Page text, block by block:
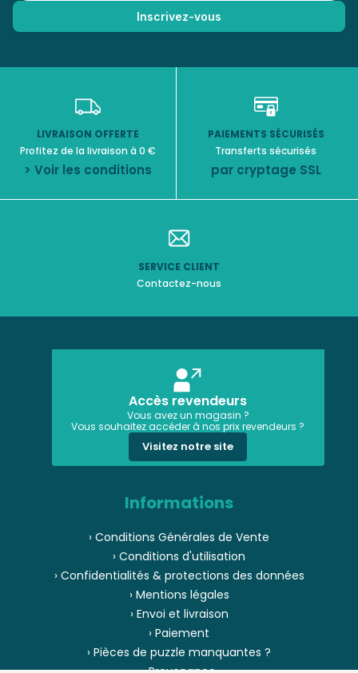
LIVRAISON OFFERTE
Profitez de la livraison à 0 €
> Voir les conditions
PAIEMENTS SÉCURISÉS
Transferts sécurisés
par cryptage SSL
SERVICE CLIENT
Contactez-nous
Accès revendeurs
Vous avez un magasin ?
Vous souhaitez accéder à nos prix revendeurs ?
Visitez notre site
Informations
› Conditions Générales de Vente
› Conditions d'utilisation
› Confidentialités & protections des données
› Mentions légales
› Envoi et livraison
› Paiement
› Pièces de puzzle manquantes ?